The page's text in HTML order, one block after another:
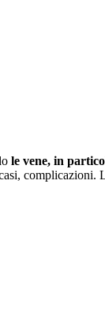
le vene, in
complicazioni.